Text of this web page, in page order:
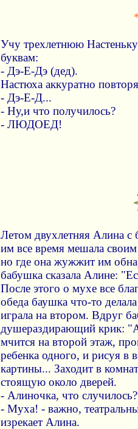
Учу трехлетнюю
буквам:
- Дэ-Е-Дэ (дед).
Настюха аккуратно
- Дэ-Е-Д...
- Ну,и что получилось?
- ЛЮДОЕД!
Летом двухлетняя Алина
им все время мешала
но где она жужжит им
бабушка сказала Алине:
После этого о мухе все
обеда баушка что-то
играла на втором. Вдруг
душераздирающий крик:
мчится на второй этаж,
ребенка одного, и рисуя в
картины... Заходит в
стоящую около дверей.
- Алиночка, что случилось?
- Муха! - важно,
изрекает Алина.